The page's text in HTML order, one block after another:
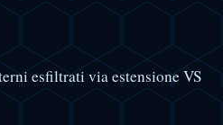
esfiltrati via estensione VS